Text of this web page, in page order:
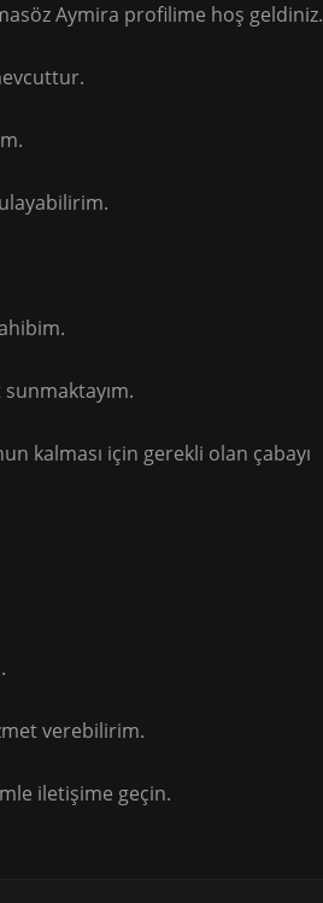
Aymira profilime hoş geldiniz.
kalması için gerekli olan çabayı
verebilirim.
iletişime geçin.